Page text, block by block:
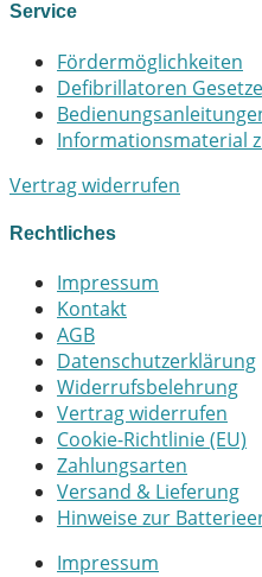
Service
Fördermöglichkeiten
Defibrillatoren
Informationsmaterial
Vertrag widerrufen
Rechtliches
Impressum
Kontakt
AGB
Datenschutzerklärung
Widerrufsbelehrung
Vertrag widerrufen
Cookie-Richtlinie (EU)
Zahlungsarten
Versand & Lieferung
Hinweise zur
Impressum